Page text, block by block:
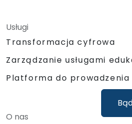
Usługi
Transformacja cyfrowa
Zarządzanie usługami
Platforma do prowadzenia
O nas